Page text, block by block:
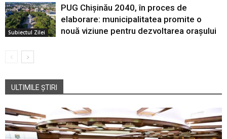
Subiectul Zilei
PUG Chișinău 2040, în proces de
elaborare: municipalitatea promite o
nouă viziune pentru dezvoltarea orașului
ULTIMILE ȘTIRI